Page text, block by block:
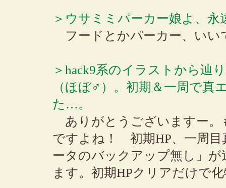
＞ウサミミパーカー娘よ、永
フードとかパーカー、い
＞hack9系のイラストから辿
（ほぼ♂）。初期＆一周で
た…。
ありがとうございますー。
ですよね！ 初期HP、一周目
ータのバックアップ無し」
ます。初期HPクリアだけで